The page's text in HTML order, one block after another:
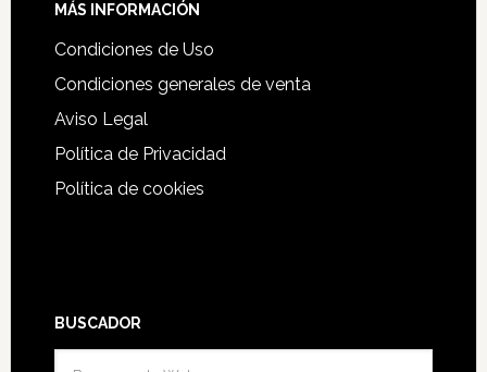
MÁS INFORMACIÓN
Condiciones de Uso
Condiciones generales de venta
Aviso Legal
Política de Privacidad
Política de cookies
BUSCADOR